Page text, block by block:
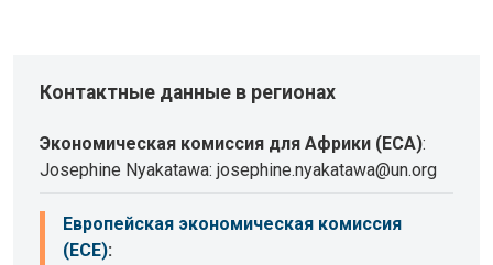
Контактные данные в регионах
Экономическая комиссия для Африки (ECA):
Josephine Nyakatawa: josephine.nyakatawa@un.org
Европейская экономическая комиссия
(ECE):